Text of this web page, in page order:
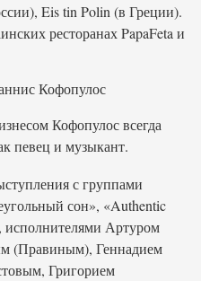
Eis tin Polin (в Греции).
ресторанах PapaFeta и
Кофопулос всегда
певец и музыкант.
с группами
сон», «Authentic
исполнителями Артуром
(Правиным), Геннадием
Григорием